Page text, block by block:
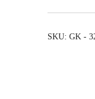
SKU: GK -